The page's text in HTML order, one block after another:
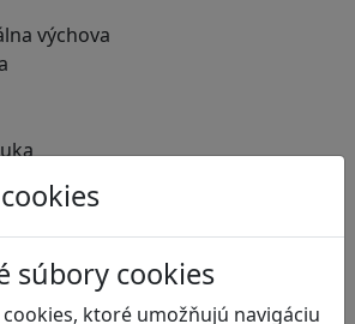
súbory cookies
ktoré umožňujú navigáciu
výchova